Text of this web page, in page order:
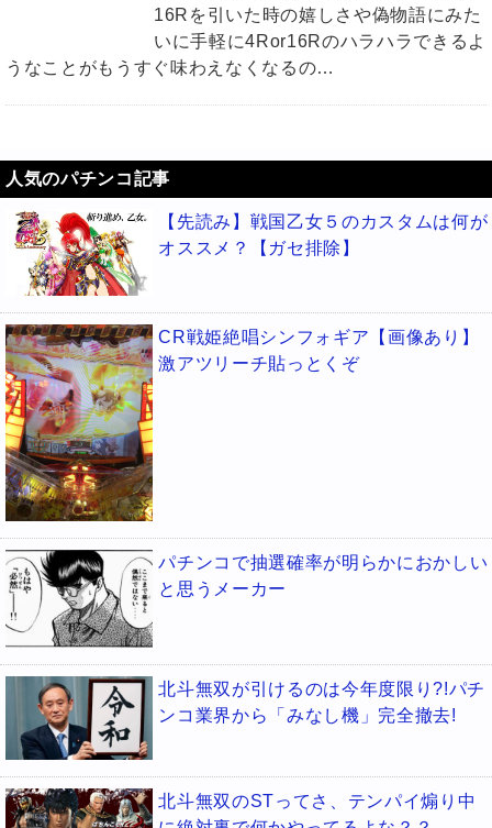
16Rを引いた時の嬉しさや偽物語にみた
いに手軽に4Ror16Rのハラハラできるよ
うなことがもうすぐ味わえなくなるの…
人気のパチンコ記事
【先読み】戦国乙女５のカスタムは何が
オススメ？【ガセ排除】
CR戦姫絶唱シンフォギア【画像あり】
激アツリーチ貼っとくぞ
パチンコで抽選確率が明らかにおかしい
と思うメーカー
北斗無双が引けるのは今年度限り?!パチ
ンコ業界から「みなし機」完全撤去!
北斗無双のSTってさ、テンパイ煽り中